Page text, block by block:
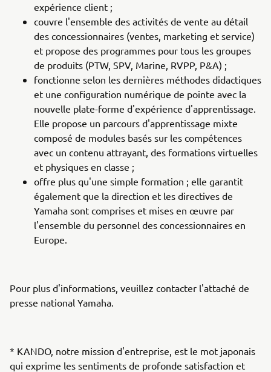
expérience client ;
couvre l'ensemble des activités de vente au détail
des concessionnaires (ventes, marketing et service)
et propose des programmes pour tous les groupes
de produits (PTW, SPV, Marine, RVPP, P&A) ;
fonctionne selon les dernières méthodes didactiques
et une configuration numérique de pointe avec la
nouvelle plate-forme d'expérience d'apprentissage.
Elle propose un parcours d'apprentissage mixte
composé de modules basés sur les compétences
avec un contenu attrayant, des formations virtuelles
et physiques en classe ;
offre plus qu'une simple formation ; elle garantit
également que la direction et les directives de
Yamaha sont comprises et mises en œuvre par
l'ensemble du personnel des concessionnaires en
Europe.
Pour plus d'informations, veuillez contacter l'attaché de
presse national Yamaha.
* KANDO, notre mission d'entreprise, est le mot japonais
qui exprime les sentiments de profonde satisfaction et